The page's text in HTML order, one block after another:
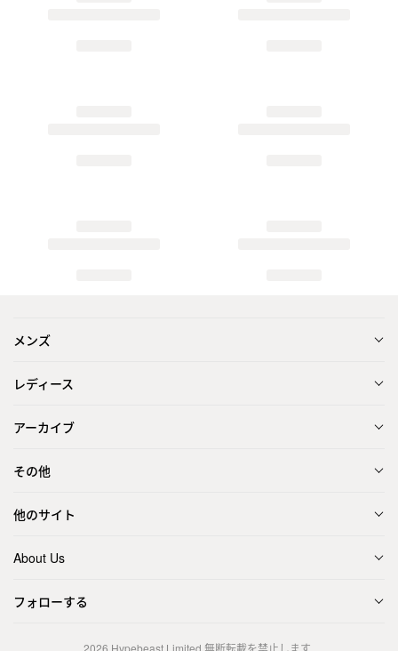
メンズ
レディース
アーカイブ
その他
他のサイト
About Us
フォローする
2026 Hypebeast Limited 無断転載を禁止します